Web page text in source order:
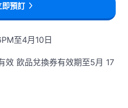
即預訂
至4月10日
效 飲品兌換券有效期至5月 17